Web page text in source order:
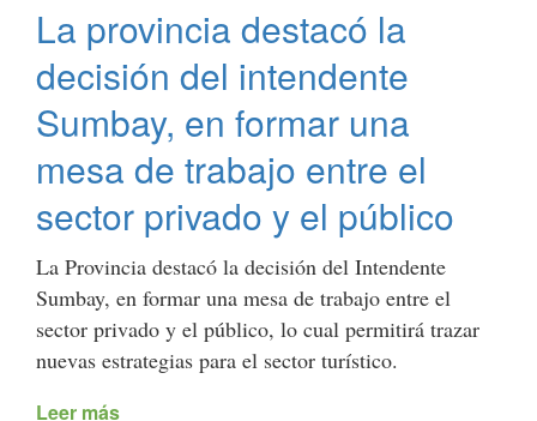
Policía
celebró
un
aniversario
con
la
presencia
del
intendente
Sumbay
La provincia destacó la
decisión del intendente
Sumbay, en formar una
mesa de trabajo entre el
sector privado y el público
La Provincia destacó la decisión del Intendente
Sumbay, en formar una mesa de trabajo entre el
sector privado y el público, lo cual permitirá trazar
nuevas estrategias para el sector turístico.
Leer más